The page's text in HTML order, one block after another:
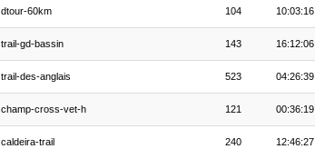
dtour-60km 104 10:03:16
trail-gd-bassin 143 16:12:06
trail-des-anglais 523 04:26:39
champ-cross-vet-h 121 00:36:19
caldeira-trail 240 12:46:27